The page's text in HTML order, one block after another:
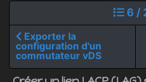
6 /
Exporter la
configuration d'un
commutateur vDS